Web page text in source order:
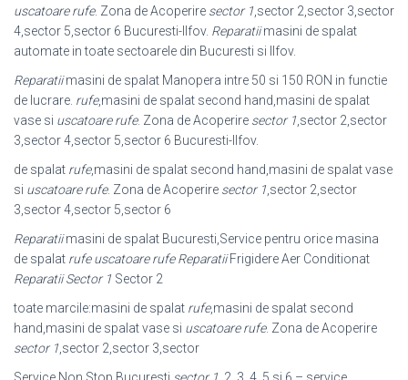
uscatoare rufe. Zona de Acoperire sector 1,sector 2,sector 3,sector
4,sector 5,sector 6 Bucuresti- Ilfov. Reparatiimasini de spalat
automate in toate sectoarele din Bucuresti si Ilfov.
Reparatiimasini de spalat Manopera intre 50 si 150 RON in functie
de lucrare. rufe,masini de spalat second hand,masini de spalat
vase si uscatoare rufe. Zona de Acoperire sector 1,sector 2,sector
3,sector 4,sector 5,sector 6 Bucuresti-Ilfov.
de spalat rufe,masini de spalat second hand,masini de spalat vase
si uscatoare rufe. Zona de Acoperire sector 1,sector 2,sector
3,sector 4,sector 5,sector 6
Reparatiimasini de spalat Bucuresti,Service pentru orice masina
de spalat rufe uscatoare rufe ReparatiiFrigidere Aer Conditionat
Reparatii Sector 1 Sector 2
toate marcile:masini de spalat rufe,masini de spalat second
hand,masini de spalat vase si uscatoare rufe. Zona de Acoperire
sector 1,sector 2,sector 3,sector